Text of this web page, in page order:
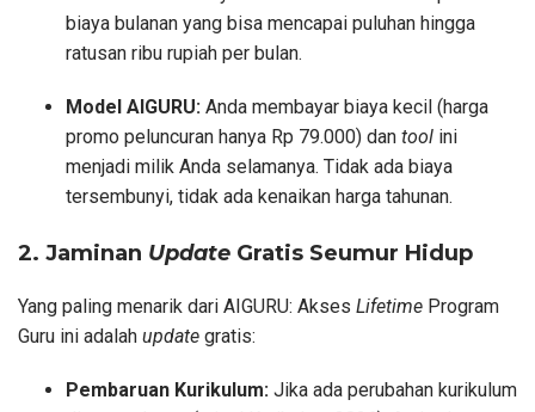
biaya bulanan yang bisa mencapai puluhan hingga
ratusan ribu rupiah per bulan.
Model AIGURU: Anda membayar biaya kecil (harga
promo peluncuran hanya Rp 79.000) dan tool ini
menjadi milik Anda selamanya. Tidak ada biaya
tersembunyi, tidak ada kenaikan harga tahunan.
2. Jaminan Update Gratis Seumur Hidup
Yang paling menarik dari AIGURU: Akses Lifetime Program
Guru ini adalah update gratis:
Pembaruan Kurikulum: Jika ada perubahan kurikulum